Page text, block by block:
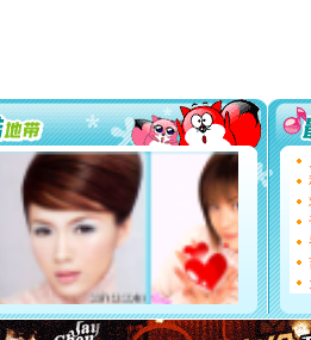
能正大光
天都要快
[圣诞节]
如意,快
[元旦]
看
断电。
你是我
[元旦]
如
起；二
离。水
[元旦]当
泣，这痛